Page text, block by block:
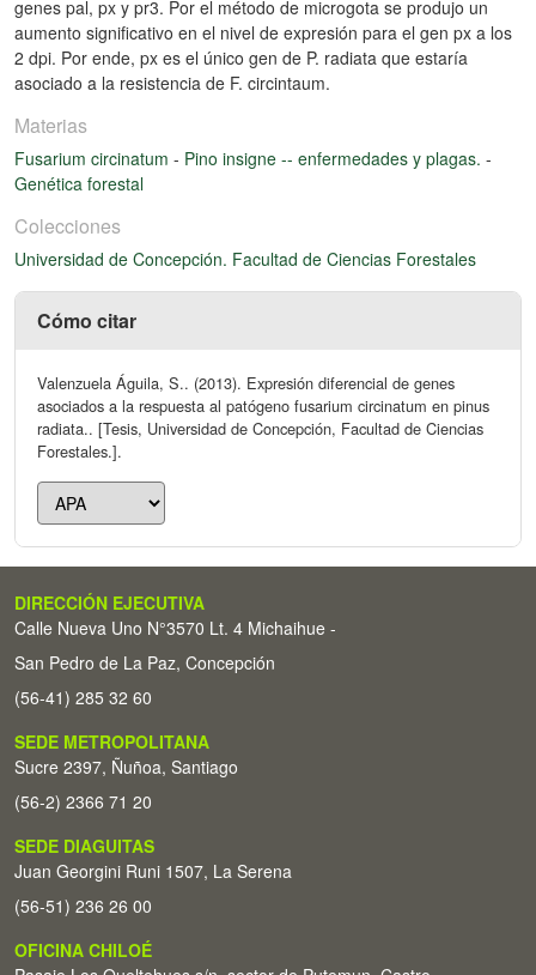
genes pal, px y pr3. Por el método de microgota se produjo un
aumento significativo en el nivel de expresión para el gen px a los
2 dpi. Por ende, px es el único gen de P. radiata que estaría
asociado a la resistencia de F. circintaum.
Materias
Fusarium circinatum - Pino insigne -- enfermedades y plagas. -
Genética forestal
Colecciones
Universidad de Concepción. Facultad de Ciencias Forestales
Cómo citar
Valenzuela Águila, S.. (2013). Expresión diferencial de genes
asociados a la respuesta al patógeno fusarium circinatum en pinus
radiata.. [Tesis, Universidad de Concepción, Facultad de Ciencias
Forestales.].
DIRECCIÓN EJECUTIVA
Calle Nueva Uno N°3570 Lt. 4 Michaihue -
San Pedro de La Paz, Concepción
(56-41) 285 32 60
SEDE METROPOLITANA
Sucre 2397, Ñuñoa, Santiago
(56-2) 2366 71 20
SEDE DIAGUITAS
Juan Georgini Runi 1507, La Serena
(56-51) 236 26 00
OFICINA CHILOÉ